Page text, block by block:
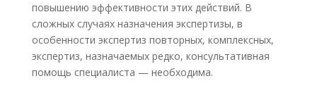
повышению эффективности этих действий. В
сложных случаях назначения экспертизы, в
особенности экспертиз повторных, комплексных,
экспертиз, назначаемых редко, консультативная
помощь специалиста — необходима.